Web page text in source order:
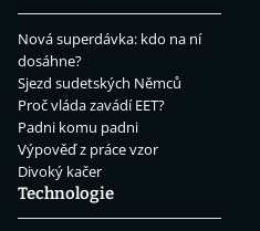
Nová superdávka: kdo na ní
dosáhne?
Sjezd sudetských Němců
Proč vláda zavádí EET?
Padni komu padni
Výpověď z práce vzor
Divoký kačer
Technologie